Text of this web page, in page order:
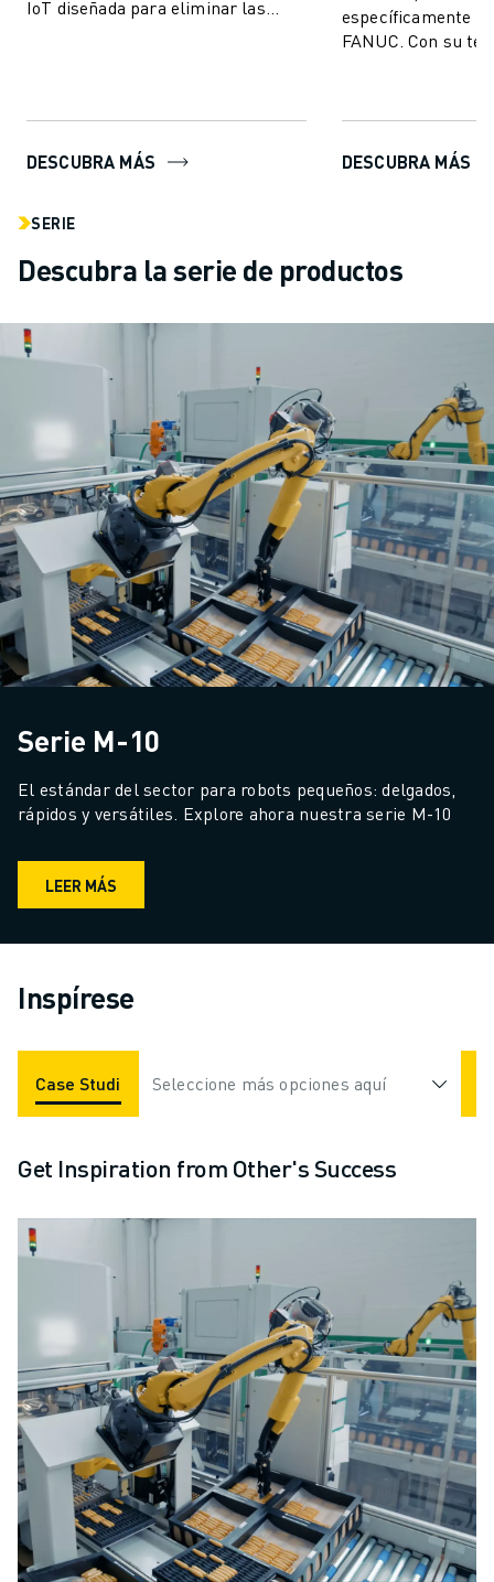
IoT diseñada para eliminar las
DESCUBRA MÁS
específicamente
FANUC. Con su
DESCUBRA MÁS
SERIE
Descubra la serie de productos
Serie M-10
El estándar del sector para robots pequeños: delgados,
rápidos y versátiles. Explore ahora nuestra serie M-10
LEER MÁS
Inspírese
Case Studies Aplicaciones Industrias
Seleccione más opciones aquí
Get Inspiration from Other's Success